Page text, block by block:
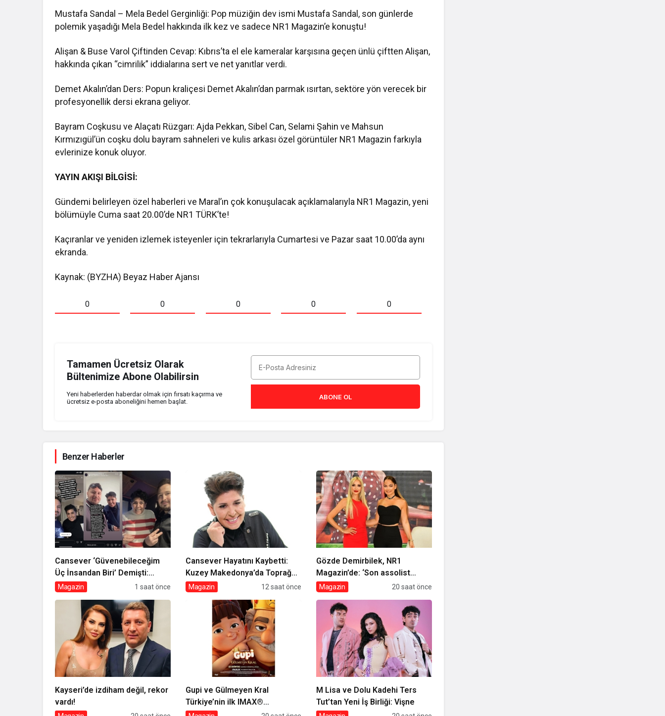
Mustafa Sandal – Mela Bedel Gerginliği: Pop müziğin dev ismi Mustafa Sandal, son günlerde
polemik yaşadığı Mela Bedel hakkında ilk kez ve sadece NR1 Magazin’e konuştu!
Alişan & Buse Varol Çiftinden Cevap: Kıbrıs’ta el ele kameralar karşısına geçen ünlü çiftten Alişan,
hakkında çıkan “cimrilik” iddialarına sert ve net yanıtlar verdi.
Demet Akalın’dan Ders: Popun kraliçesi Demet Akalın’dan parmak ısırtan, sektöre yön verecek bir
profesyonellik dersi ekrana geliyor.
Bayram Coşkusu ve Alaçatı Rüzgarı: Ajda Pekkan, Sibel Can, Selami Şahin ve Mahsun
Kırmızıgül’ün coşku dolu bayram sahneleri ve kulis arkası özel görüntüler NR1 Magazin farkıyla
evlerinize konuk oluyor.
YAYIN AKIŞI BİLGİSİ:
Gündemi belirleyen özel haberleri ve Maral’ın çok konuşulacak açıklamalarıyla NR1 Magazin, yeni
bölümüyle Cuma saat 20.00’de NR1 TÜRK’te!
Kaçıranlar ve yeniden izlemek isteyenler için tekrarlarıyla Cumartesi ve Pazar saat 10.00’da aynı
ekranda.
Kaynak: (BYZHA) Beyaz Haber Ajansı
0 0 0 0 0
Tamamen Ücretsiz Olarak
Bültenimize Abone Olabilirsin
Yeni haberlerden haberdar olmak için fırsatı kaçırma ve
ücretsiz e-posta aboneliğini hemen başlat.
ABONE OL
Benzer Haberler
Cansever ‘Güvenebileceğim
Üç İnsandan Biri’ Demişti:
Mahmut Görgen’den
Magazin 1 saat önce
Cansever Hayatını Kaybetti:
Kuzey Makedonya’da Toprağa
Verilecek
Magazin 12 saat önce
Gözde Demirbilek, NR1
Magazin’de: ‘Son assolist
olarak var olacağım!’
Magazin 20 saat önce
Kayseri’de izdiham değil, rekor
vardı!
Gupi ve Gülmeyen Kral
Türkiye’nin ilk IMAX®
animasyon filmi oluyor
M Lisa ve Dolu Kadehi Ters
Tut’tan Yeni İş Birliği: Vişne